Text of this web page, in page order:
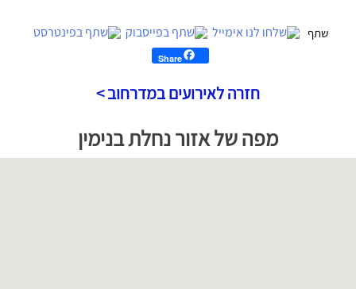
Share
חזרה לאירועים במדרחוב >
גוגל
על
מפה של אזור נחלת בנימין